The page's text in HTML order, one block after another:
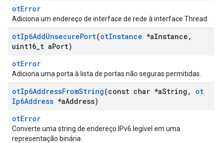
otError
Adiciona um endereço de interface de rede à interface Thread.
otIp6AddUnsecurePort(otInstance *aInstance ,
uint16 t aPort)
otError
Adiciona uma porta à lista de portas não seguras permitidas.
otIp6AddressFromString(const char *aString ,
ot
Ip6Address *aAddress)
otError
Converte uma string de endereço IPv6 legível em uma
representação binária.